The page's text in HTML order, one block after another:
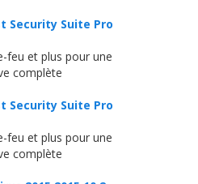
Security Suite Pro
feu et plus pour une
complète
Security Suite Pro
feu et plus pour une
complète